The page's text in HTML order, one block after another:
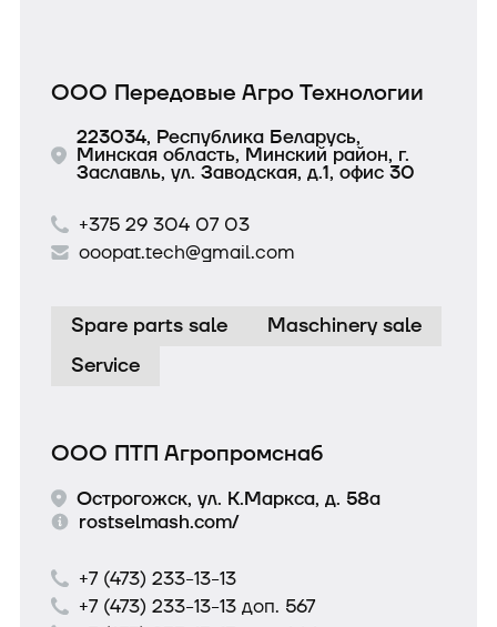
ООО Передовые Агро Технологии
223034, Республика Беларусь,
Минская область, Минский район, г.
Заславль, ул. Заводская, д.1, офис 30
+375 29 304 07 03
ooopat.tech@gmail.com
Spare parts sale
Maschinery sale
Service
ООО ПТП Агропромснаб
Острогожск, ул. К.Маркса, д. 58а
rostselmash.com/
+7 (473) 233-13-13
+7 (473) 233-13-13 доп. 567